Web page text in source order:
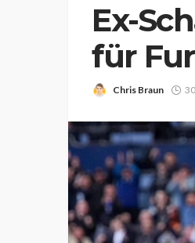
Ex-
für
Chris Braun